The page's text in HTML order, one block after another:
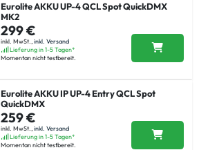
Eurolite AKKU UP-4 QCL Spot QuickDMX
MK2
299 €
inkl. MwSt., inkl. Versand
Lieferung in 1-5 Tagen*
Momentan nicht testbereit.
Eurolite AKKU IP UP-4 Entry QCL Spot
QuickDMX
259 €
inkl. MwSt.,inkl. Versand
Lieferung in 1-5 Tagen*
Momentan nicht testbereit.